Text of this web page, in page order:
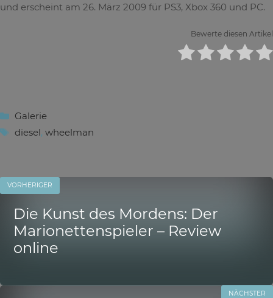
und erscheint am 26. März 2009 für PS3, Xbox 360 und PC.
Bewerte diesen Artikel
Kategorien
Galerie
Schlagwörter
diesel, wheelman
VORHERIGER
Die Kunst des Mordens: Der
Marionettenspieler – Review
online
NÄCHSTER